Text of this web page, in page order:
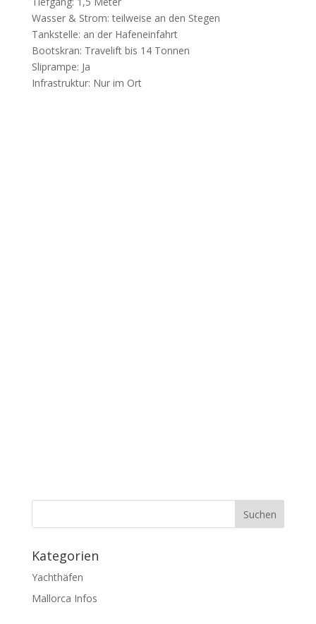
Wasser & Strom: teilweise an den Stegen
Tankstelle: an der Hafeneinfahrt
Bootskran: Travelift bis 14 Tonnen
Sliprampe: Ja
Infrastruktur: Nur im Ort
Kategorien
Yachthäfen
Mallorca Infos